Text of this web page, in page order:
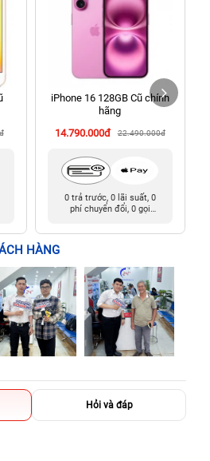
An, Hồ Chí Minh (Bình Dương Cũ)
Cu, Vũng Tàu, Hồ Chí Minh (TP. Vũng
Sơn Nhất, Hồ Chí Minh (Tân Bình
iPhone 16 128GB Cũ chính
hãng
14.790.000đ
22.490.000đ
0 trả trước, 0 lãi suất, 0
phí chuyển đổi, 0 gọi
HÀNG
Hỏi và đáp